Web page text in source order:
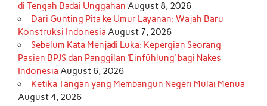
di Tengah Badai Unggahan August 8, 2026
Dari Gunting Pita ke Umur Layanan: Wajah Baru
Konstruksi Indonesia August 7, 2026
Sebelum Kata Menjadi Luka: Kepergian Seorang
Pasien BPJS dan Panggilan ‘Einfühlung’ bagi Nakes
Indonesia August 6, 2026
Ketika Tangan yang Membangun Negeri Mulai Menua
August 4, 2026